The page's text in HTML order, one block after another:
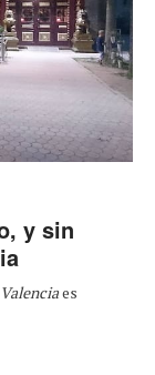
y sin
Valenciaes